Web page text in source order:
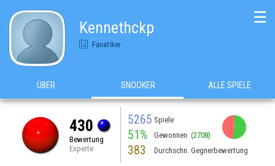
Kennethckp
Fanatiker
☰
ÜBER SNOOKER ALLE SPIELE
430
Bewertung
Experte
5265 Spiele
51% Gewonnen (2708)
383 Durchschn. Gegnerbewertung